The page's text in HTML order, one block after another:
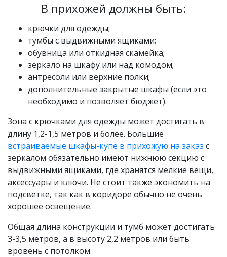
В прихожей должны быть:
крючки для одежды;
тумбы с выдвижными ящиками;
обувница или откидная скамейка;
зеркало на шкафу или над комодом;
антресоли или верхние полки;
дополнительные закрытые шкафы (если это
необходимо и позволяет бюджет).
Зона с крючками для одежды может достигать в
длину 1,2-1,5 метров и более. Большие
встраиваемые шкафы-купе в прихожую на заказ с
зеркалом обязательно имеют нижнюю секцию с
выдвижными ящиками, где хранятся мелкие вещи,
аксессуары и ключи. Не стоит также экономить на
подсветке, так как в коридоре обычно не очень
хорошее освещение.
Общая длина конструкции и тумб может достигать
3-3,5 метров, а в высоту 2,2 метров или быть
вровень с потолком.